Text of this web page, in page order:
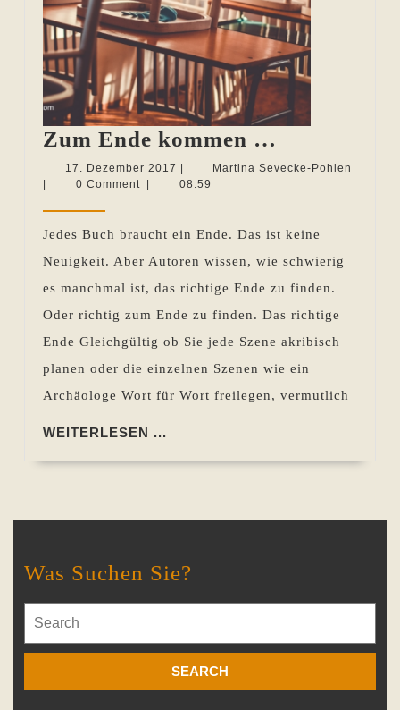
Zum Ende kommen …
Ende
17. Dezember 2017 17.
Dezember
Martina Sevecke-Pohlen
0 Comment 08:59
Jedes Buch braucht ein Ende. Das ist keine
Neuigkeit. Aber Autoren wissen, wie schwierig
es manchmal ist, das richtige Ende zu finden.
Oder richtig zum Ende zu finden. Das richtige
Ende Gleichgültig ob Sie jede Szene akribisch
planen oder die einzelnen Szenen wie ein
Archäologe Wort für Wort freilegen, vermutlich
WEITERLESEN ...
Was Suchen Sie?
for: